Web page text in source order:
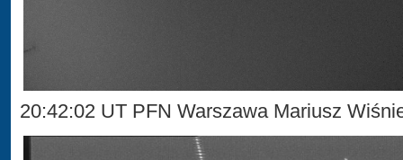
20:42:02 UT PFN Warszawa Mariusz